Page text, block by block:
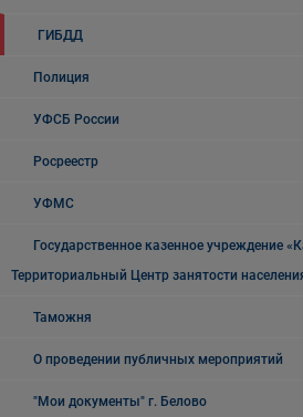
ГИБДД
Полиция
УФСБ России
Росреестр
УФМС
Государственное казенное учреждение
Территориальный Центр занятости
Таможня
О проведении публичных мероприятий
"Мои документы" г. Белово